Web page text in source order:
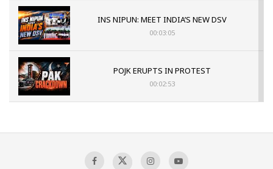
INS NIPUN: MEET INDIA’S NEW DSV
00:03:05
POJK ERUPTS IN PROTEST
00:02:53
Sagar